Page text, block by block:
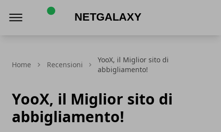
Home Recensioni
YooX, il Miglior sito di
abbigliamento!
YooX, il Miglior sito di
abbigliamento!